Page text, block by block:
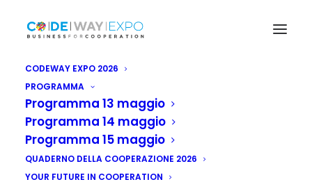
CODEWAY EXPO 2026
PROGRAMMA
Programma 13 maggio
Programma 14 maggio
Programma 15 maggio
QUADERNO DELLA COOPERAZIONE 2026
YOUR FUTURE IN COOPERATION
ABLIOAUDIENCE
CodewayExpo